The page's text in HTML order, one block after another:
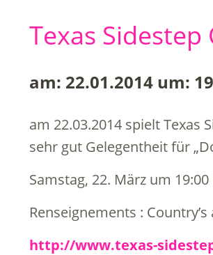
Texas
am: 22.01.2014 um:
am 22.03.2014 spielt Texas
sehr gut Gelegentheit für
Samstag, 22. März um
Renseignements :
http://www.texas-